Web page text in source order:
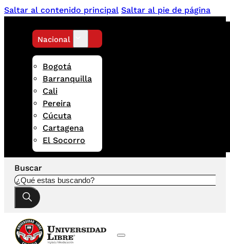
Saltar al contenido principal Saltar al pie de página
Nacional
Bogotá
Barranquilla
Cali
Pereira
Cúcuta
Cartagena
El Socorro
Buscar